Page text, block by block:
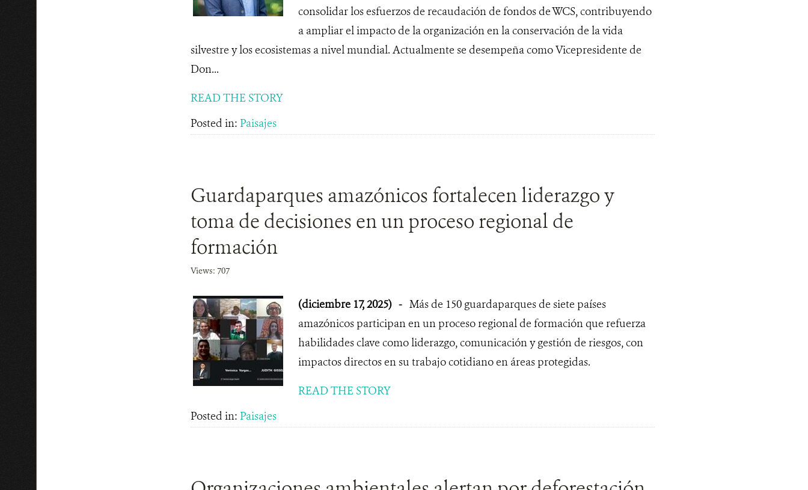
consolidar los esfuerzos de recaudación de fondos de WCS, contribuyendo
a ampliar el impacto de la organización en la conservación de la vida
silvestre y los ecosistemas a nivel mundial. Actualmente se desempeña como Vicepresidente de
Don...
READ THE STORY
Posted in: Paisajes
Guardaparques amazónicos fortalecen liderazgo y
toma de decisiones en un proceso regional de
formación
Views: 707
(diciembre 17, 2025) - Más de 150 guardaparques de siete países
amazónicos participan en un proceso regional de formación que refuerza
habilidades clave como liderazgo, comunicación y gestión de riesgos, con
impactos directos en su trabajo cotidiano en áreas protegidas.
READ THE STORY
Posted in: Paisajes